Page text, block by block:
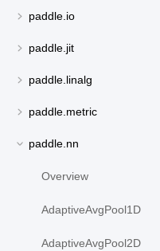
paddle.io
paddle.jit
paddle.linalg
paddle.metric
paddle.nn
Overview
AdaptiveAvgPool1D
AdaptiveAvgPool2D